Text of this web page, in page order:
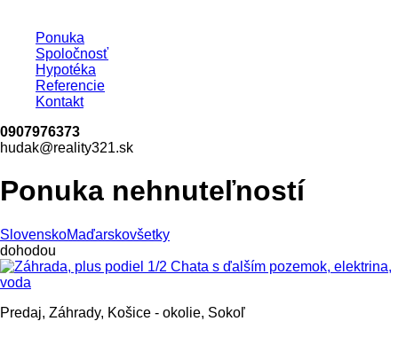
Ponuka
Spoločnosť
Hypotéka
Referencie
Kontakt
0907976373
hudak@reality321.sk
Ponuka nehnuteľností
SlovenskoMaďarskovšetky
dohodou
Predaj, Záhrady, Košice - okolie, Sokoľ